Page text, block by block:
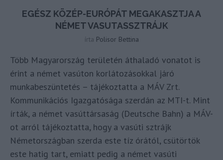
EGÉSZ KÖZÉP-EURÓPÁT MEGAKASZTJA A
NÉMET VASUTASSZTRÁJK
írta Polisor Bettina
Több Magyarország területén áthaladó vonatot is
érint a német vasúton korlátozásokkal járó
munkabeszüntetés – tájékoztatta a MÁV Zrt.
Kommunikációs Igazgatósága szerdán az MTI-t. Mint
írták, a német vasúttársaság (Deutsche Bahn) a MÁV-
ot arról tájékoztatta, hogy a vasúti sztrájk
Németországban szerda este tíz órától, csütörtök
este hatig tart, emiatt pedig a német vasúti